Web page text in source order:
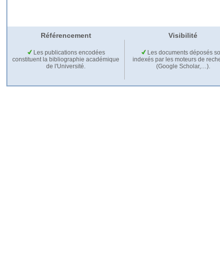
Référencement Visibilité
Les publications encodées
constituent la bibliographie académique
de l'Université.
Les documents déposés
indexés par les moteurs de
(Google Scholar,…).